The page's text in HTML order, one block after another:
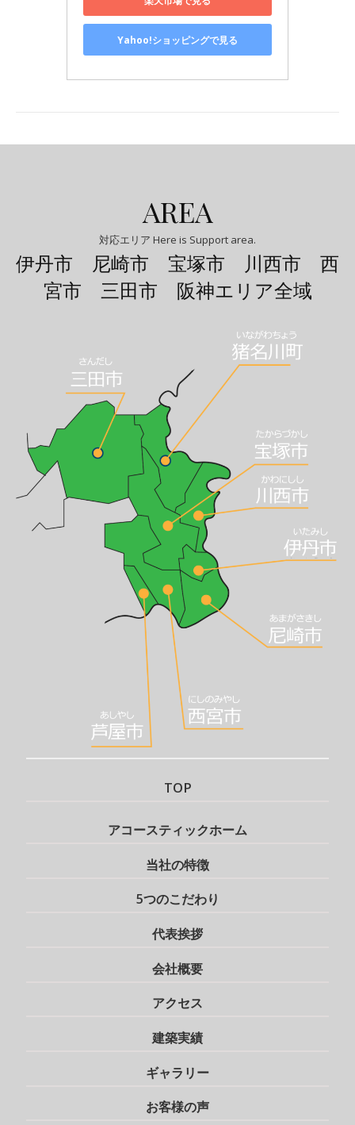
Yahoo!ショッピングで見る
AREA
対応エリア Here is Support area.
伊丹市 尼崎市 宝塚市 川西市 西
宮市 三田市 阪神エリア全域
TOP
アコースティックホーム
当社の特徴
5つのこだわり
代表挨拶
会社概要
アクセス
建築実績
ギャラリー
お客様の声